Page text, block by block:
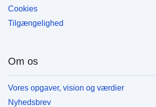
Cookies
Tilgængelighed
Om os
Vores opgaver, vision og værdier
Nyhedsbrev